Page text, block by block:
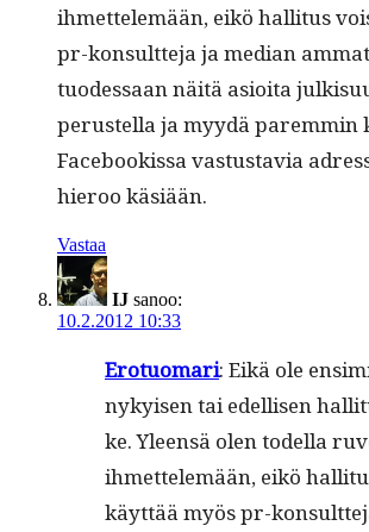
ihmettelemään, eikö hal­li­tus
pr-kon­sult­te­ja ja medi­an
tuodessaan näitä asioi­ta
perustel­la ja myy­dä parem­min
Face­bookissa vas­tus­tavia
hieroo käsiään.
Vastaa
IJ sanoo:
10.2.2012 10:33
Ero­tuo­mari: Eikä ole
nykyisen tai edel­lisen
ke. Yleen­sä olen todel­la
ihmettelemään, eikö
käyt­tää myös pr-